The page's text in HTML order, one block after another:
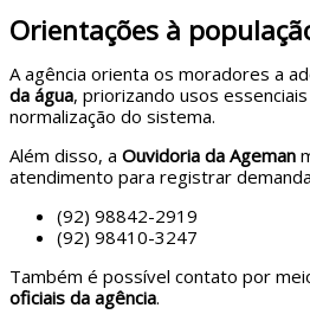
Orientações à
A agência orienta os moradores a
da água, priorizando usos
normalização do sistema.
Além disso, a Ouvidoria da Ageman
atendimento para registrar
(92) 98842-2919
(92) 98410-3247
Também é possível contato por
oficiais da agência.